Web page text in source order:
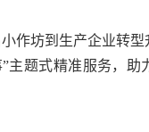
作坊到生产企业转
主题式精准服务，助